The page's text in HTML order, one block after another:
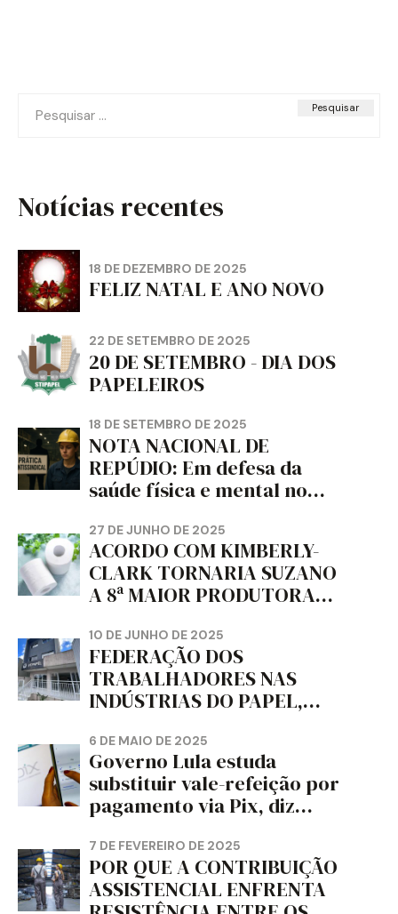
por:
Notícias recentes
18 DE DEZEMBRO DE 2025
FELIZ NATAL E ANO NOVO
22 DE SETEMBRO DE 2025
20 DE SETEMBRO - DIA DOS
PAPELEIROS
18 DE SETEMBRO DE 2025
NOTA NACIONAL DE
REPÚDIO: Em defesa da
saúde física e mental no
da dignidade sindical.
27 DE JUNHO DE 2025
ACORDO COM KIMBERLY-
CLARK TORNARIA SUZANO
A 8ª MAIOR PRODUTORA
MUNDO, DIZ FITCH
10 DE JUNHO DE 2025
FEDERAÇÃO DOS
TRABALHADORES NAS
INDÚSTRIAS DO PAPEL,
CORTIÇA E ARTEFATOS DE
PAPEL DO ESTADO DO
PARANÁ – FETRAPEL-PR
6 DE MAIO DE 2025
Governo Lula estuda
substituir vale-refeição por
pagamento via Pix, diz
7 DE FEVEREIRO DE 2025
POR QUE A CONTRIBUIÇÃO
ASSISTENCIAL ENFRENTA